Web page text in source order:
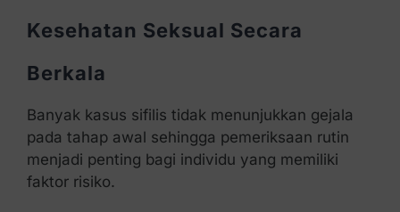
Kesehatan Seksual Secara
Berkala
Banyak kasus sifilis tidak menunjukkan gejala
pada tahap awal sehingga pemeriksaan rutin
menjadi penting bagi individu yang memiliki
faktor risiko.